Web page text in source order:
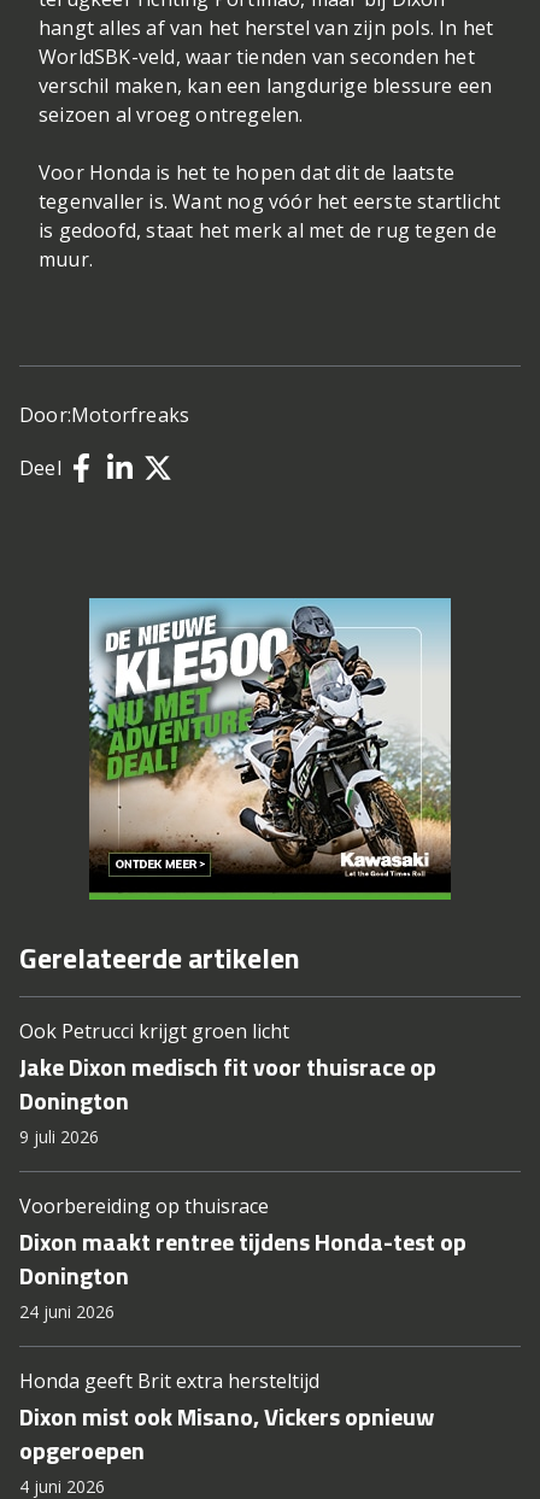
hangt alles af van het herstel van zijn pols. In het
WorldSBK-veld, waar tienden van seconden het
verschil maken, kan een langdurige blessure een
seizoen al vroeg ontregelen.
Voor Honda is het te hopen dat dit de laatste
tegenvaller is. Want nog vóór het eerste startlicht
is gedoofd, staat het merk al met de rug tegen de
muur.
Door:Motorfreaks
Deel
Gerelateerde artikelen
Ook Petrucci krijgt groen licht
Jake Dixon medisch fit voor thuisrace op
Donington
9 juli 2026
Voorbereiding op thuisrace
Dixon maakt rentree tijdens Honda-test op
Donington
24 juni 2026
Honda geeft Brit extra hersteltijd
Dixon mist ook Misano, Vickers opnieuw
opgeroepen
4 juni 2026